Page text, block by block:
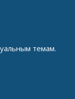
темам.